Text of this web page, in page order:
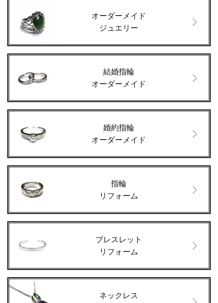
オーダーメイド
ジュエリー
結婚指輪
オーダーメイド
婚約指輪
オーダーメイド
指輪
リフォーム
ブレスレット
リフォーム
ネックレス